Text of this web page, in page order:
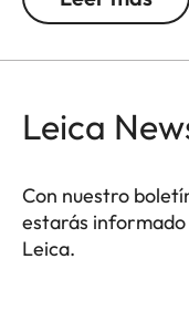
black paint finish,
Leica
Con nuestro
estarás
Leica.